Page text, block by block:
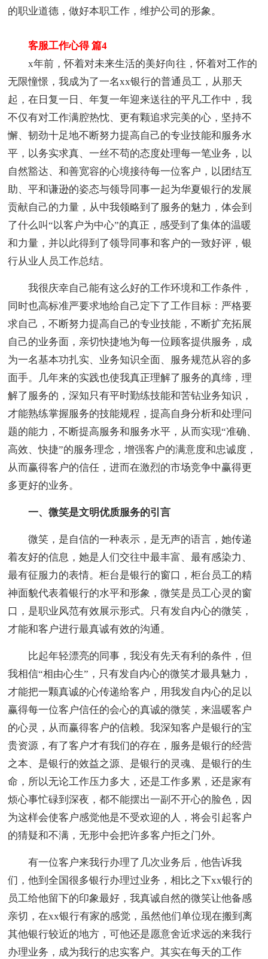
的职业道德，做好本职工作，维护公司的形象。
客服工作心得 篇4
x年前，怀着对未来生活的美好向往，怀着对工作的
无限憧憬，我成为了一名xx银行的普通员工，从那天
起，在日复一日、年复一年迎来送往的平凡工作中，我
不仅有对工作满腔热忱、更有颗追求完美的心，坚持不
懈、韧劲十足地不断努力提高自己的专业技能和服务水
平，以务实求真、一丝不苟的态度处理每一笔业务，以
自然豁达、和善宽容的心境接待每一位客户，以团结互
助、平和谦逊的姿态与领导同事一起为华夏银行的发展
贡献自己的力量，从中我领略到了服务的魅力，体会到
了什么叫“以客户为中心”的真正，感受到了集体的温暖
和力量，并以此得到了领导同事和客户的一致好评，银
行从业人员工作总结。
我很庆幸自己能有这么好的工作环境和工作条件，
同时也高标准严要求地给自己定下了工作目标：严格要
求自己，不断努力提高自己的专业技能，不断扩充拓展
自己的业务面，亲切快捷地为每一位顾客提供服务，成
为一名基本功扎实、业务知识全面、服务规范从容的多
面手。几年来的实践也使我真正理解了服务的真缔，理
解了服务的，深知只有平时勤练技能和苦钻业务知识，
才能熟练掌握服务的技能规程，提高自身分析和处理问
题的能力，不断提高服务和服务水平，从而实现“准确、
高效、快捷”的服务理念，增强客户的满意度和忠诚度，
从而赢得客户的信任，进而在激烈的市场竞争中赢得更
多更好的业务。
一、微笑是文明优质服务的引言
微笑，是自信的一种表示，是无声的语言，她传递
着友好的信息，她是人们交往中最丰富、最有感染力、
最有征服力的表情。柜台是银行的窗口，柜台员工的精
神面貌代表着银行的水平和形象，微笑是员工心灵的窗
口，是职业风范有效展示形式。只有发自内心的微笑，
才能和客户进行最真诚有效的沟通。
比起年轻漂亮的同事，我没有先天有利的条件，但
我相信“相由心生”，只有发自内心的微笑才最具魅力，
才能把一颗真诚的心传递给客户，用我发自内心的足以
赢得每一位客户信任的会心的真诚的微笑，来温暖客户
的心灵，从而赢得客户的信赖。我深知客户是银行的宝
贵资源，有了客户才有我们的存在，服务是银行的经营
之本、是银行的效益之源、是银行的灵魂、是银行的生
命，所以无论工作压力多大，还是工作多累，还是家有
烦心事忙碌到深夜，都不能摆出一副不开心的脸色，因
为这样会使客户感觉他是不受欢迎的人，将会引起客户
的猜疑和不满，无形中会把许多客户拒之门外。
有一位客户来我行办理了几次业务后，他告诉我
们，他到全国很多银行办理过业务，相比之下xx银行的
员工给他留下的印象最好，我真诚自然的微笑让他备感
亲切，在xx银行有家的感觉，虽然他们单位现在搬到离
其他银行较近的地方，可他还是愿意舍近求远的来我行
办理业务，成为我行的忠实客户。其实在每天的工作